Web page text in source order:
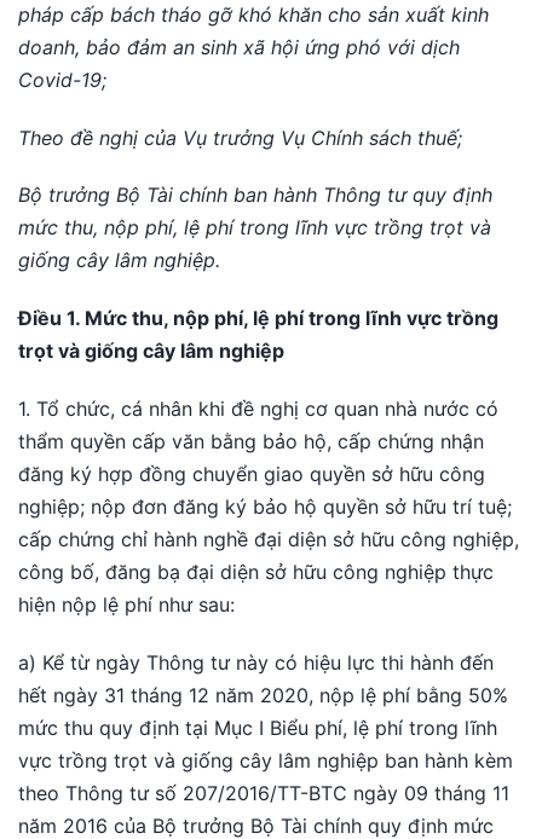
pháp cấp bách tháo gỡ khó khăn cho sản xuất kinh
doanh, bảo đảm an sinh xã hội ứng phó với dịch
Covid-19;
Theo đề nghị của Vụ trưởng Vụ Chính sách thuế;
Bộ trưởng Bộ Tài chính ban hành Thông tư quy định
mức thu, nộp phí, lệ phítrong lĩnh vực trồng trọt và
giống cây lâm nghiệp.
Điều 1. Mức thu, nộp phí, lệ phí trong lĩnh vực trồng
trọt và giống cây lâm nghiệp
1. Tổ chức, cá nhân khi đề nghị cơ quan nhà nước có
thẩm quyền cấp văn bằng bảo hộ, cấp chứng nhận
đăng ký hợp đồng chuyển giao quyền sở hữu công
nghiệp; nộp đơn đăng ký bảo hộ quyền sở hữu trí tuệ;
cấp chứng chỉ hành nghề đại diện sở hữu công nghiệp,
công bố, đăng bạ đại diện sở hữu công nghiệp thực
hiện nộp lệ phí như sau:
a) Kể từ ngày Thông tư này có hiệu lực thi hành đến
hết ngày 31 tháng 12 năm 2020, nộp lệ phí bằng 50%
mức thu quy định tại Mục I Biểu phí, lệ phí trong lĩnh
vực trồng trọt và giống cây lâm nghiệp ban hành kèm
theo Thông tư số 207/2016/TT-BTC ngày 09 tháng 11
năm 2016 của Bộ trưởng Bộ Tài chính quy định mức